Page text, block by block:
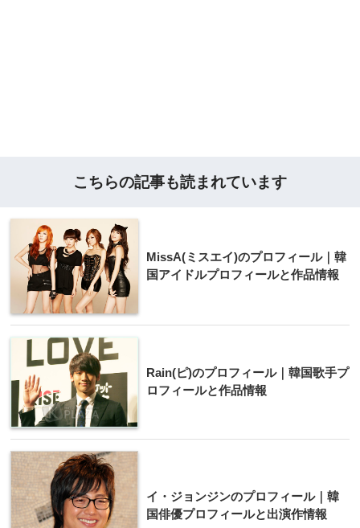
こちらの記事も読まれています
MissA(ミスエイ)のプロフィール｜韓
国アイドルプロフィールと作品情報
Rain(ピ)のプロフィール｜韓国歌手プ
ロフィールと作品情報
イ・ジョンジンのプロフィール｜韓
国俳優プロフィールと出演作情報